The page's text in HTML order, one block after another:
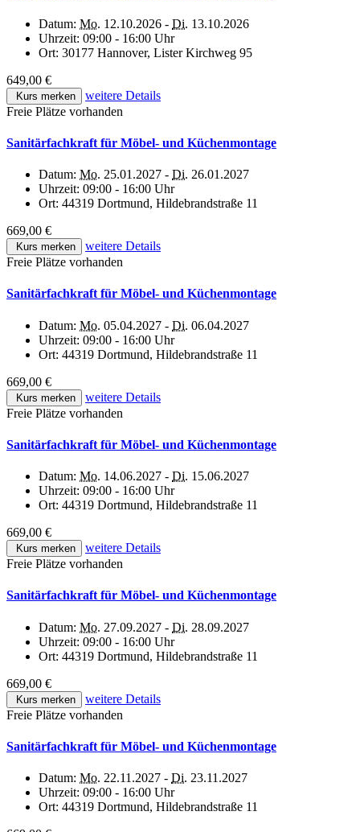
Datum: Mo. 12.10.2026 - Di. 13.10.2026
Uhrzeit: 09:00 - 16:00 Uhr
Ort: 30177 Hannover, Lister Kirchweg 95
649,00 €
Kurs merken
weitere Details
Freie Plätze vorhanden
Sanitärfachkraft für Möbel- und Küchenmontage
Datum: Mo. 25.01.2027 - Di. 26.01.2027
Uhrzeit: 09:00 - 16:00 Uhr
Ort: 44319 Dortmund, Hildebrandstraße 11
669,00 €
Kurs merken
weitere Details
Freie Plätze vorhanden
Sanitärfachkraft für Möbel- und Küchenmontage
Datum: Mo. 05.04.2027 - Di. 06.04.2027
Uhrzeit: 09:00 - 16:00 Uhr
Ort: 44319 Dortmund, Hildebrandstraße 11
669,00 €
Kurs merken
weitere Details
Freie Plätze vorhanden
Sanitärfachkraft für Möbel- und Küchenmontage
Datum: Mo. 14.06.2027 - Di. 15.06.2027
Uhrzeit: 09:00 - 16:00 Uhr
Ort: 44319 Dortmund, Hildebrandstraße 11
669,00 €
Kurs merken
weitere Details
Freie Plätze vorhanden
Sanitärfachkraft für Möbel- und Küchenmontage
Datum: Mo. 27.09.2027 - Di. 28.09.2027
Uhrzeit: 09:00 - 16:00 Uhr
Ort: 44319 Dortmund, Hildebrandstraße 11
669,00 €
Kurs merken
weitere Details
Freie Plätze vorhanden
Sanitärfachkraft für Möbel- und Küchenmontage
Datum: Mo. 22.11.2027 - Di. 23.11.2027
Uhrzeit: 09:00 - 16:00 Uhr
Ort: 44319 Dortmund, Hildebrandstraße 11